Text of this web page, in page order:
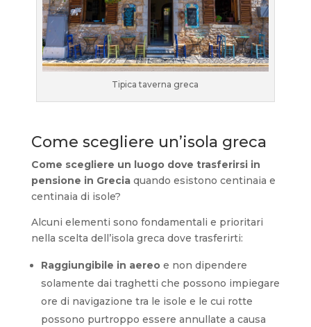
Tipica taverna greca
Come scegliere un’isola greca
Come scegliere un luogo dove trasferirsi in
pensione in Greciaquando esistono centinaia e
centinaia di isole?
Alcuni elementi sono fondamentali e prioritari
nella scelta dell’isola greca dove trasferirti:
Raggiungibile in aereoe non dipendere
solamente dai traghetti che possono impiegare
ore di navigazione tra le isole e le cui rotte
possono purtroppo essere annullate a causa